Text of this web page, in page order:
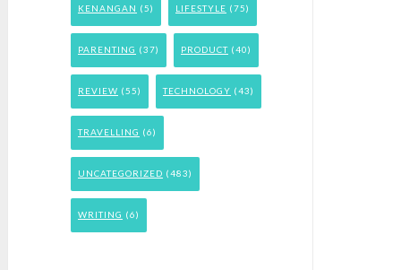
KENANGAN (5) LIFESTYLE (75)
PARENTING (37) PRODUCT (40)
REVIEW (55) TECHNOLOGY (43)
TRAVELLING (6)
UNCATEGORIZED (483)
WRITING (6)